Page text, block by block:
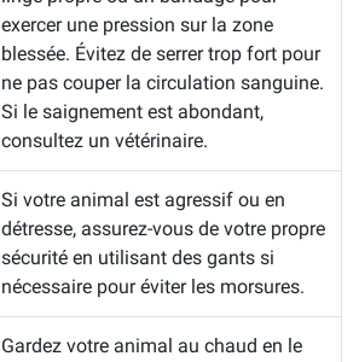
exercer une pression sur la zone
blessée. Évitez de serrer trop fort pour
ne pas couper la circulation sanguine.
Si le saignement est abondant,
consultez un vétérinaire.
Si votre animal est agressif ou en
détresse, assurez-vous de votre propre
sécurité en utilisant des gants si
nécessaire pour éviter les morsures.
Gardez votre animal au chaud en le